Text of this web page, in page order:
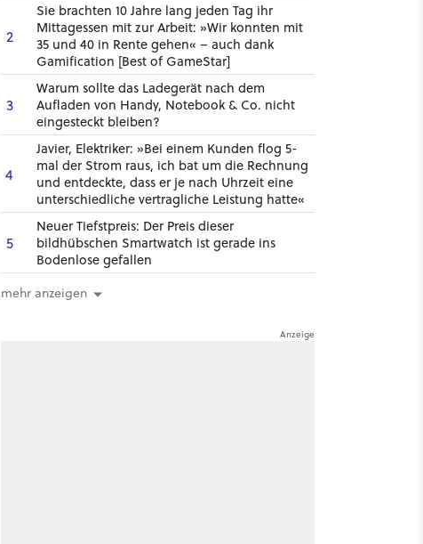
2
Sie brachten 10 Jahre lang jeden Tag ihr
Mittagessen mit zur Arbeit: »Wir konnten mit
35 und 40 in Rente gehen« – auch dank
Gamification [Best of GameStar]
3
Warum sollte das Ladegerät nach dem
Aufladen von Handy, Notebook & Co. nicht
eingesteckt bleiben?
4
Javier, Elektriker: »Bei einem Kunden flog 5-
mal der Strom raus, ich bat um die Rechnung
und entdeckte, dass er je nach Uhrzeit eine
unterschiedliche vertragliche Leistung hatte«
5
Neuer Tiefstpreis: Der Preis dieser
bildhübschen Smartwatch ist gerade ins
Bodenlose gefallen
mehr anzeigen